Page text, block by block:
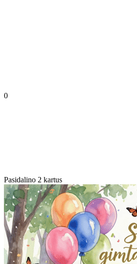
0
Pasidalino 2 kartus